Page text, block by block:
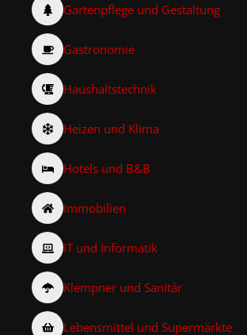
Gartenpflege und Gestaltung
Gastronomie
Haushaltstechnik
Heizen und Klima
Hotels und B&B
Immobilien
IT und Informatik
Klempner und Sanitär
Lebensmittel und Supermärkte